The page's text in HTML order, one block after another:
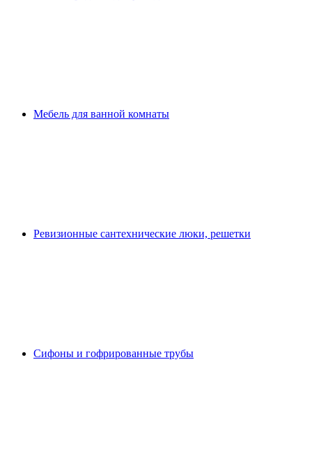
Мебель для ванной комнаты
Ревизионные сантехнические люки, решетки
Сифоны и гофрированные трубы